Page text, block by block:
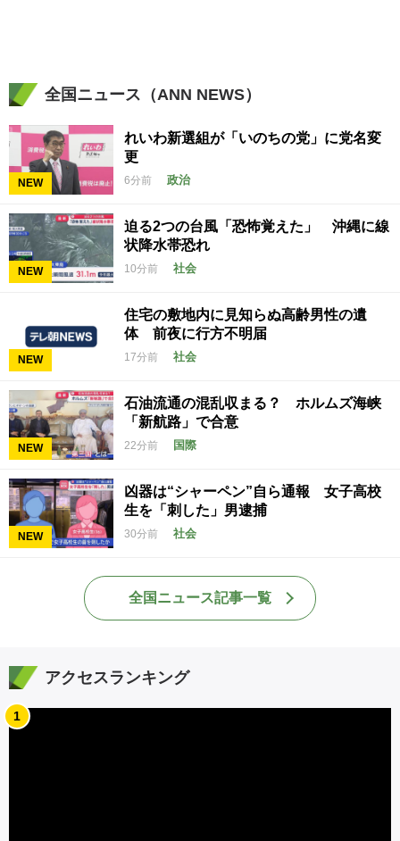
全国ニュース（ANN NEWS）
NEW
れいわ新選組が「いのちの党」に党名変
更
6分前 政治
NEW
迫る2つの台風「恐怖覚えた」 沖縄に線
状降水帯恐れ
10分前 社会
NEW
住宅の敷地内に見知らぬ高齢男性の遺
体 前夜に行方不明届
17分前 社会
NEW
石油流通の混乱収まる？ ホルムズ海峡
「新航路」で合意
22分前 国際
NEW
凶器は“シャーペン”自ら通報 女子高校
生を「刺した」男逮捕
30分前 社会
全国ニュース記事一覧
アクセスランキング
1